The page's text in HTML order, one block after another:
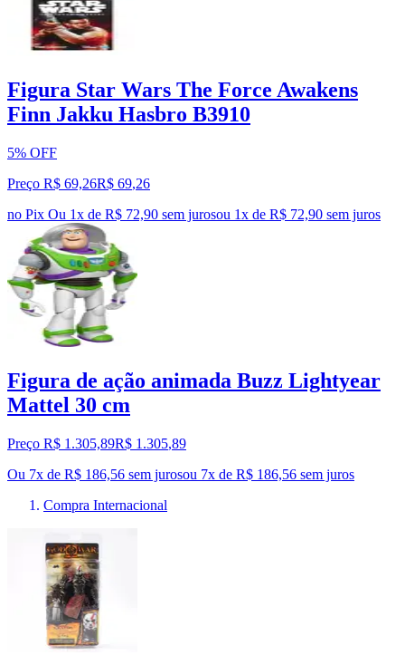
Figura Star Wars The Force Awakens
Finn Jakku Hasbro B3910
5% OFF
Preço R$ 69,26R$ 69,26
no Pix Ou 1x de R$ 72,90 sem jurosou 1x de R$ 72,90 sem juros
Figura de ação animada Buzz Lightyear
Mattel 30 cm
Preço R$ 1.305,89R$ 1.305,89
Ou 7x de R$ 186,56 sem jurosou 7x de R$ 186,56 sem juros
Compra Internacional